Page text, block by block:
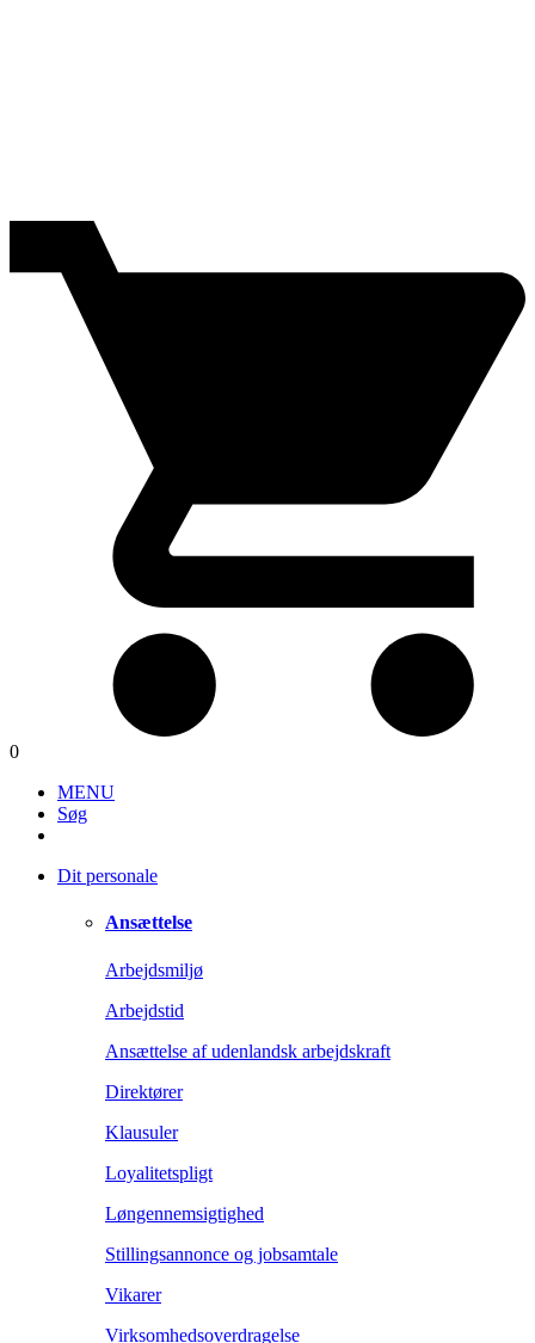
0
MENU
Søg
Dit personale
Ansættelse
Arbejdsmiljø
Arbejdstid
Ansættelse af udenlandsk arbejdskraft
Direktører
Klausuler
Loyalitetspligt
Løngennemsigtighed
Stillingsannonce og jobsamtale
Vikarer
Virksomhedsoverdragelse